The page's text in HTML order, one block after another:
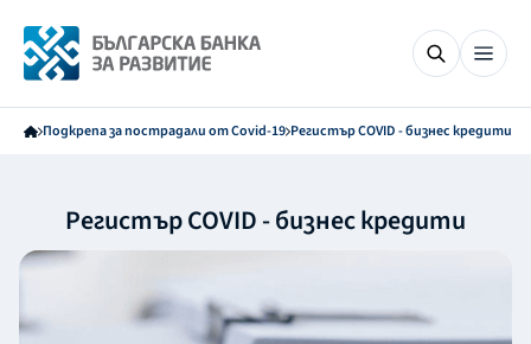
Подкрепа за пострадали от Covid-19 Регистър COVID - бизнес кредити
Регистър COVID - бизнес кредити